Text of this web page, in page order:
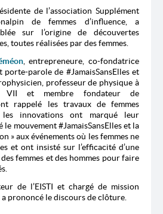
de l’association Supplément
de femmes d’influence, a
sur l’origine de découvertes
toutes réalisées par des femmes.
, entrepreneure, co-fondatrice
parole de #JamaisSansElles et
professeur de physique à
VII et membre fondateur de
rappelé les travaux de femmes
les innovations ont marqué leur
le mouvement #JamaisSansElles et la
» aux événements où les femmes ne
et ont insisté sur l’efficacité d’une
femmes et des hommes pour faire
de l’EISTI et chargé de mission
prononcé le discours de clôture.